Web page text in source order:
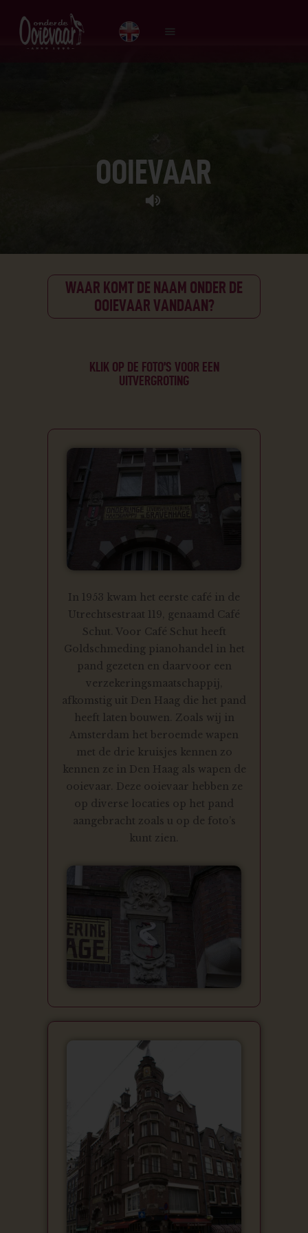
OVER ONS
DE GEHAKTBAL
OOIEVAAR
WAAR KOMTDE NAAM ONDER DE
OOIEVAARVANDAAN?
KLIK OP DE FOTO’S VOOR EEN
UITVERGROTING
In 1953 kwam het eerste café in de
Utrechtsestraat 119, genaamd Café
Schut. Voor Café Schut heeft
Goldschmeding pianohandel in het
pand gezeten en daarvoor een
verzekeringsmaatschappij,
afkomstig uit Den Haag die het pand
heeft laten bouwen. Zoals wij in
Amsterdam het beroemde wapen
met de drie kruisjes kennen zo
kennen ze in Den Haag als wapen de
ooievaar. Deze ooievaar hebben ze
op diverse locaties op het pand
aangebracht zoals u op de foto’s
kunt zien.